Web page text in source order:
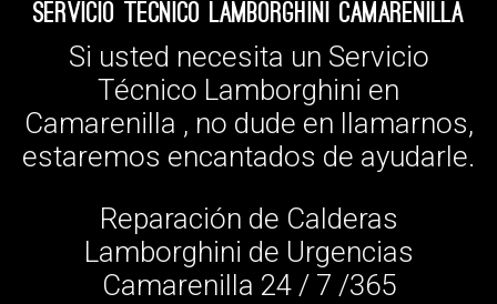
Servicio Tecnico Lamborghini Camarenilla
Si usted necesita un Servicio
Técnico Lamborghini en
Camarenilla , no dude en llamarnos,
estaremos encantados de ayudarle.
Reparación de Calderas
Lamborghini de Urgencias
Camarenilla 24 / 7 /365